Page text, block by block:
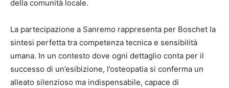
della comunità locale.
La partecipazione a Sanremo rappresenta per Boschet la
sintesi perfetta tra competenza tecnica e sensibilità
umana. In un contesto dove ogni dettaglio conta per il
successo di un’esibizione, l’osteopatia si conferma un
alleato silenzioso ma indispensabile, capace di